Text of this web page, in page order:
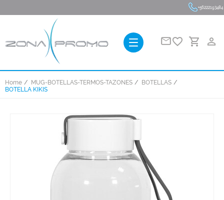
+56222193484
favorite_border person_outline
Home MUG-BOTELLAS-TERMOS-TAZONES
BOTELLAS
BOTELLA KIKIS